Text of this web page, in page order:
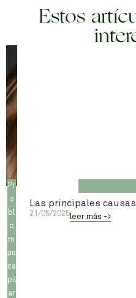
Estos
Pr
o
bl
e
m
as
ca
pil
ar
Las principales
21/05/2025leer más ->